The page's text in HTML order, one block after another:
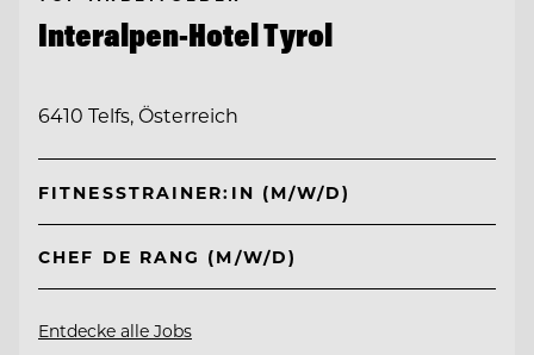
Interalpen-Hotel Tyrol
6410 Telfs, Österreich
FITNESSTRAINER:IN (M/W/D)
CHEF DE RANG (M/W/D)
Entdecke alle Jobs